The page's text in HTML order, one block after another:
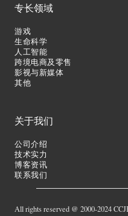
专长领域
游戏
生命科学
人工智能
跨境电商及零售
影视与新媒体
其他
关于我们
公司介绍
技术实力
博客资讯
联系我们
All rights reserved @ 2000-2024